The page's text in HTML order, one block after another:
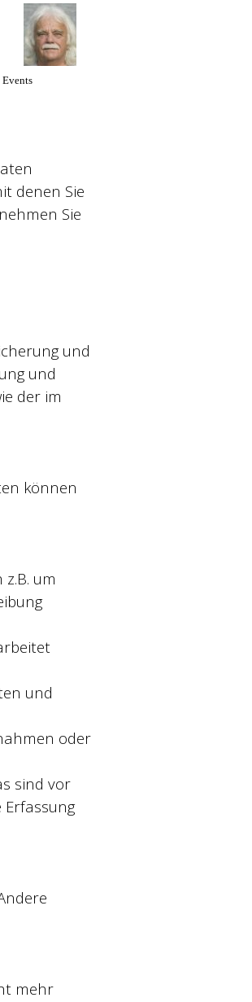
▼
Events
denen Sie
Sie
und
und
der im
können
um
und
oder
sind vor
mehr